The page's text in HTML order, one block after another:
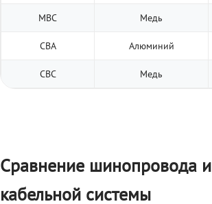
МВС Медь
СВА Алюминий
СВС Медь
Сравнение шинопровода и
кабельной системы